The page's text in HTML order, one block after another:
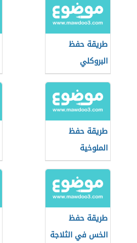
طريقة حفظ
البروكلي
طريقة حفظ
الملوخية
طريقة حفظ
الخس في الثلاجة